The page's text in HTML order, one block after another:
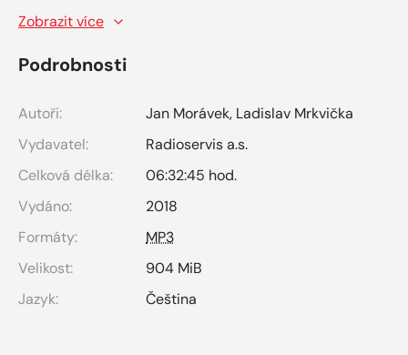
Zobrazit více
Podrobnosti
Autoři: Jan Morávek, Ladislav Mrkvička
Vydavatel:
Radioservis a.s.
Celková délka:
06:32:45 hod.
Vydáno:
2018
Formáty:
MP3
Velikost:
904 MiB
Jazyk:
Čeština